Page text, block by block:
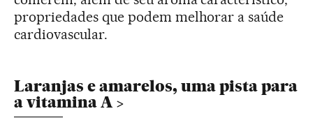
propriedades que podem melhorar a saúde
cardiovascular.
Laranjas e amarelos, uma pista para
avitamina A